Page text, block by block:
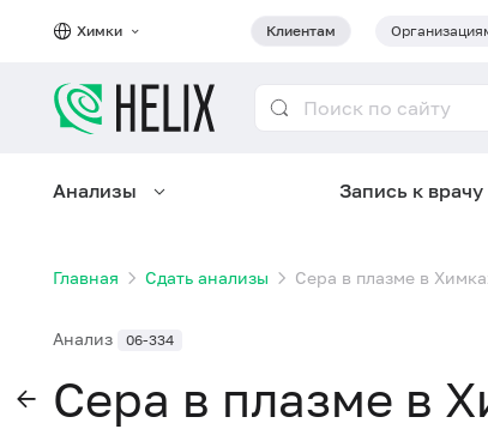
Химки Клиентам
Анализы Запись к врачу
Главная Сдать анализы Сера в плазме в
Анализ 06-334
Сера в плазме в